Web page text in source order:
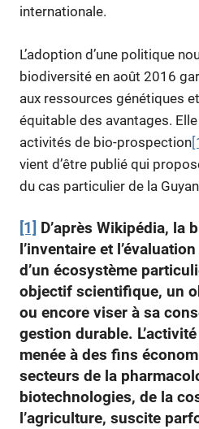
internationale.
L’adoption d’une politique
biodiversité en août 2016
aux ressources génétiques
équitable des avantages.
activités de bio-prospection
vient d’être publié qui
du cas particulier de la
[1] D’après Wikipédia, la
l’inventaire et
d’un écosystème
objectif scientifique, un
ou encore viser à sa
gestion durable.
menée à des fins
secteurs de la
biotechnologies, de la
l’agriculture, suscite